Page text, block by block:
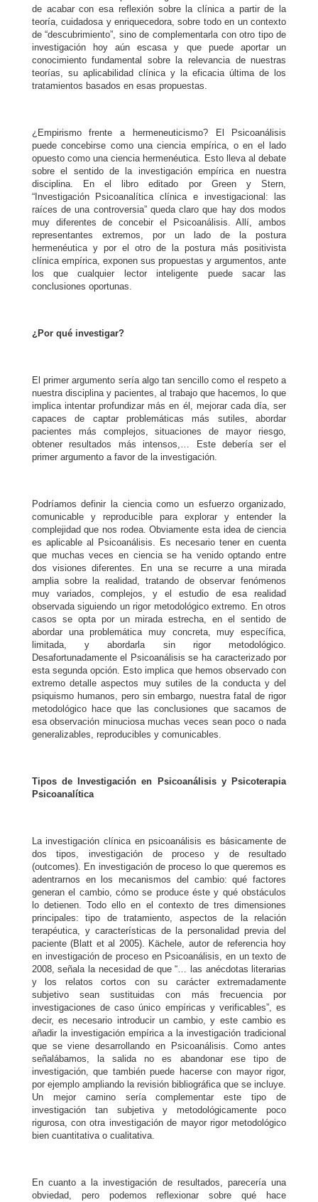
de acabar con esa reflexión sobre la clínica a partir de la
teoría, cuidadosa y enriquecedora, sobre todo en un contexto
de “descubrimiento”, sino de complementarla con otro tipo de
investigación hoy aún escasa y que puede aportar un
conocimiento fundamental sobre la relevancia de nuestras
teorías, su aplicabilidad clínica y la eficacia última de los
tratamientos basados en esas propuestas.
¿Empirismo frente a hermeneuticismo? El Psicoanálisis
puede concebirse como una ciencia empírica, o en el lado
opuesto como una ciencia hermenéutica. Esto lleva al debate
sobre el sentido de la investigación empírica en nuestra
disciplina. En el libro editado por Green y Stern,
“Investigación Psicoanalítica clínica e investigacional: las
raíces de una controversia” queda claro que hay dos modos
muy diferentes de concebir el Psicoanálisis. Allí, ambos
representantes extremos, por un lado de la postura
hermenéutica y por el otro de la postura más positivista
clínica empírica, exponen sus propuestas y argumentos, ante
los que cualquier lector inteligente puede sacar las
conclusiones oportunas.
¿Por qué investigar?
El primer argumento sería algo tan sencillo como el respeto a
nuestra disciplina y pacientes, al trabajo que hacemos, lo que
implica intentar profundizar más en él, mejorar cada día, ser
capaces de captar problemáticas más sutiles, abordar
pacientes más complejos, situaciones de mayor riesgo,
obtener resultados más intensos,… Este debería ser el
primer argumento a favor de la investigación.
Podríamos definir la ciencia como un esfuerzo organizado,
comunicable y reproducible para explorar y entender la
complejidad que nos rodea. Obviamente esta idea de ciencia
es aplicable al Psicoanálisis. Es necesario tener en cuenta
que muchas veces en ciencia se ha venido optando entre
dos visiones diferentes. En una se recurre a una mirada
amplia sobre la realidad, tratando de observar fenómenos
muy variados, complejos, y el estudio de esa realidad
observada siguiendo un rigor metodológico extremo. En otros
casos se opta por un mirada estrecha, en el sentido de
abordar una problemática muy concreta, muy específica,
limitada, y abordarla sin rigor metodológico.
Desafortunadamente el Psicoanálisis se ha caracterizado por
esta segunda opción. Esto implica que hemos observado con
extremo detalle aspectos muy sutiles de la conducta y del
psiquismo humanos, pero sin embargo, nuestra fatal de rigor
metodológico hace que las conclusiones que sacamos de
esa observación minuciosa muchas veces sean poco o nada
generalizables, reproducibles y comunicables.
Tipos de Investigación en Psicoanálisis y Psicoterapia
Psicoanalítica
La investigación clínica en psicoanálisis es básicamente de
dos tipos, investigación de proceso y de resultado
(outcomes). En investigación de proceso lo que queremos es
adentrarnos en los mecanismos del cambio: qué factores
generan el cambio, cómo se produce éste y qué obstáculos
lo detienen. Todo ello en el contexto de tres dimensiones
principales: tipo de tratamiento, aspectos de la relación
terapéutica, y características de la personalidad previa del
paciente (Blatt et al 2005). Kächele, autor de referencia hoy
en investigación de proceso en Psicoanálisis, en un texto de
2008, señala la necesidad de que “… las anécdotas literarias
y los relatos cortos con su carácter extremadamente
subjetivo sean sustituidas con más frecuencia por
investigaciones de caso único empíricas y verificables”, es
decir, es necesario introducir un cambio, y este cambio es
añadir la investigación empírica a la investigación tradicional
que se viene desarrollando en Psicoanálisis. Como antes
señalábamos, la salida no es abandonar ese tipo de
investigación, que también puede hacerse con mayor rigor,
por ejemplo ampliando la revisión bibliográfica que se incluye.
Un mejor camino sería complementar este tipo de
investigación tan subjetiva y metodológicamente poco
rigurosa, con otra investigación de mayor rigor metodológico
bien cuantitativa o cualitativa.
En cuanto a la investigación de resultados, parecería una
obviedad, pero podemos reflexionar sobre qué hace